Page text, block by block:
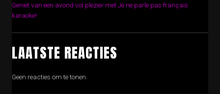
Geniet van een avond vol plezier met Je ne parle pas français
karaoke!
LAATSTE REACTIES
Geen reacties om te tonen.